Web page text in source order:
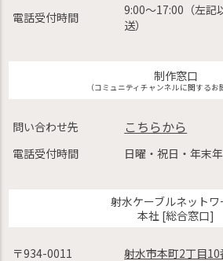
電話受付時間
9:00〜17:00（左記
送）
制作窓口
（コミュニティチャンネルに関するお
問い合わせ先 こちらから
電話受付時間 日曜・祝日・年末
射水ケーブルネットワ
本社 [総合窓口]
〒934-0011 射水市本町2丁目10